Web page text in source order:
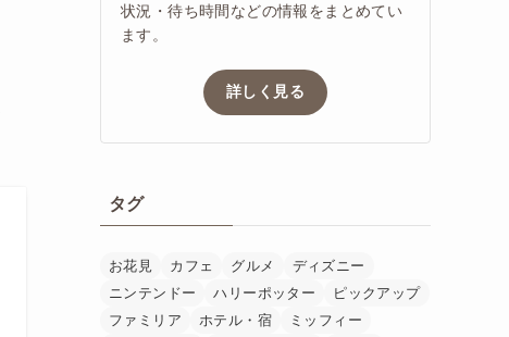
状況・待ち時間などの情報をまとめてい
ます。
詳しく見る
タグ
お花見 カフェ グルメ
ディズニー
ニンテンドー
ハリーポッター
ピックアップ
ファミリア
ホテル・宿
ミッフィー